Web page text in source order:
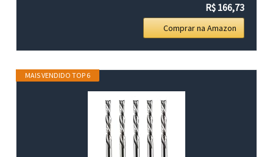
R$ 166,73
Comprar na Amazon
MAIS VENDIDO TOP 6